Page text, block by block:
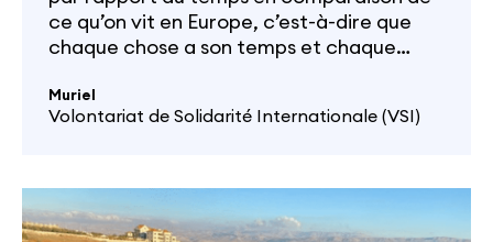
ce qu’on vit en Europe, c’est-à-dire que
chaque chose a son temps et chaque
Muriel
Volontariat de Solidarité Internationale (VSI)